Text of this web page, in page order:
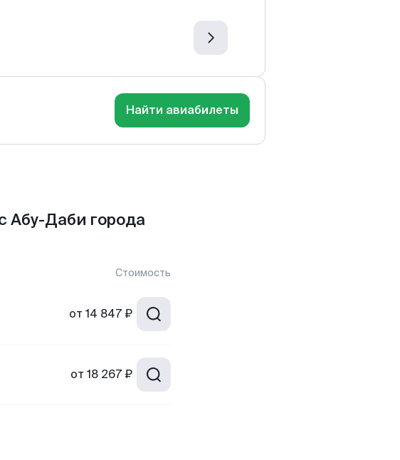
Найти авиабилеты
Абу-Даби города
Стоимость
от 14 847 ₽
от 18 267 ₽